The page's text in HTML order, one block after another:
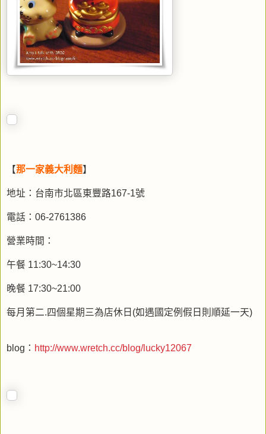
【那一家義大利麵】
地址：台南市北區東豐路167-1號
電話：06-2761386
營業時間：
午餐 11:30~14:30
晚餐 17:30~21:00
每月第二.四個星期三為店休日(如遇國定例假日則順延一天)
blog： http://www.wretch.cc/blog/lucky12067